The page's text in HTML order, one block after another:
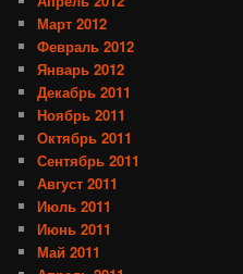
Март 2012
Февраль 2012
Январь 2012
Декабрь 2011
Ноябрь 2011
Октябрь 2011
Сентябрь 2011
Август 2011
Июль 2011
Июнь 2011
Май 2011